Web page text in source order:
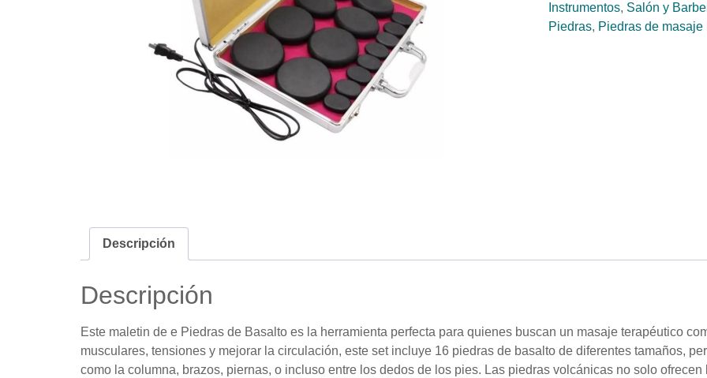
Instrumentos, Salón y
Piedras, Piedras de masaje
Descripción
Descripción
Este maletin de e Piedras de Basalto es la herramienta perfecta para quienes buscan un masaje terapéutico
musculares, tensiones y mejorar la circulación, este set incluye 16 piedras de basalto de diferentes tamaños,
como la columna, brazos, piernas, o incluso entre los dedos de los pies. Las piedras volcánicas no solo